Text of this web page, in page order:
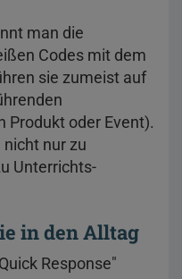
man die
Codes mit dem
sie zumeist auf
Produkt oder Event).
nicht nur zu
Unterrichts-
in den Alltag
Response"